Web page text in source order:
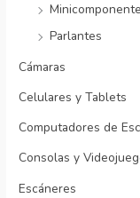
Parlantes
Cámaras
Celulares y Tablets
Computadores de
Consolas y
Escáneres